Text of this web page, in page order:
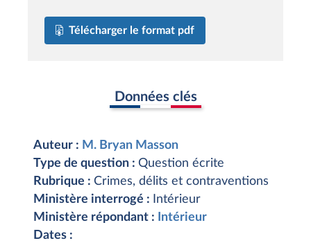
Télécharger le format pdf
Données clés
Auteur : M. Bryan Masson
Type de question : Question écrite
Rubrique : Crimes, délits et contraventions
Ministère interrogé :
Intérieur
Ministère répondant :
Intérieur
Dates :